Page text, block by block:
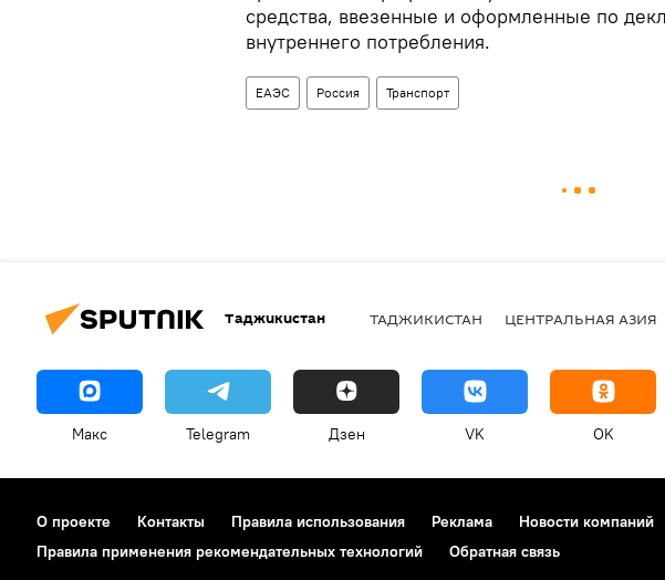
средства, ввезенные и оформленные по
внутреннего потребления.
ЕАЭС Россия Транспорт
Таджикистан ТАДЖИКИСТАН ЦЕНТРАЛЬНАЯ АЗИЯ
Макс Telegram Дзен VK OK
О проекте Контакты Правила использования Реклама Новости компаний
Правила применения рекомендательных технологий
Обратная связь